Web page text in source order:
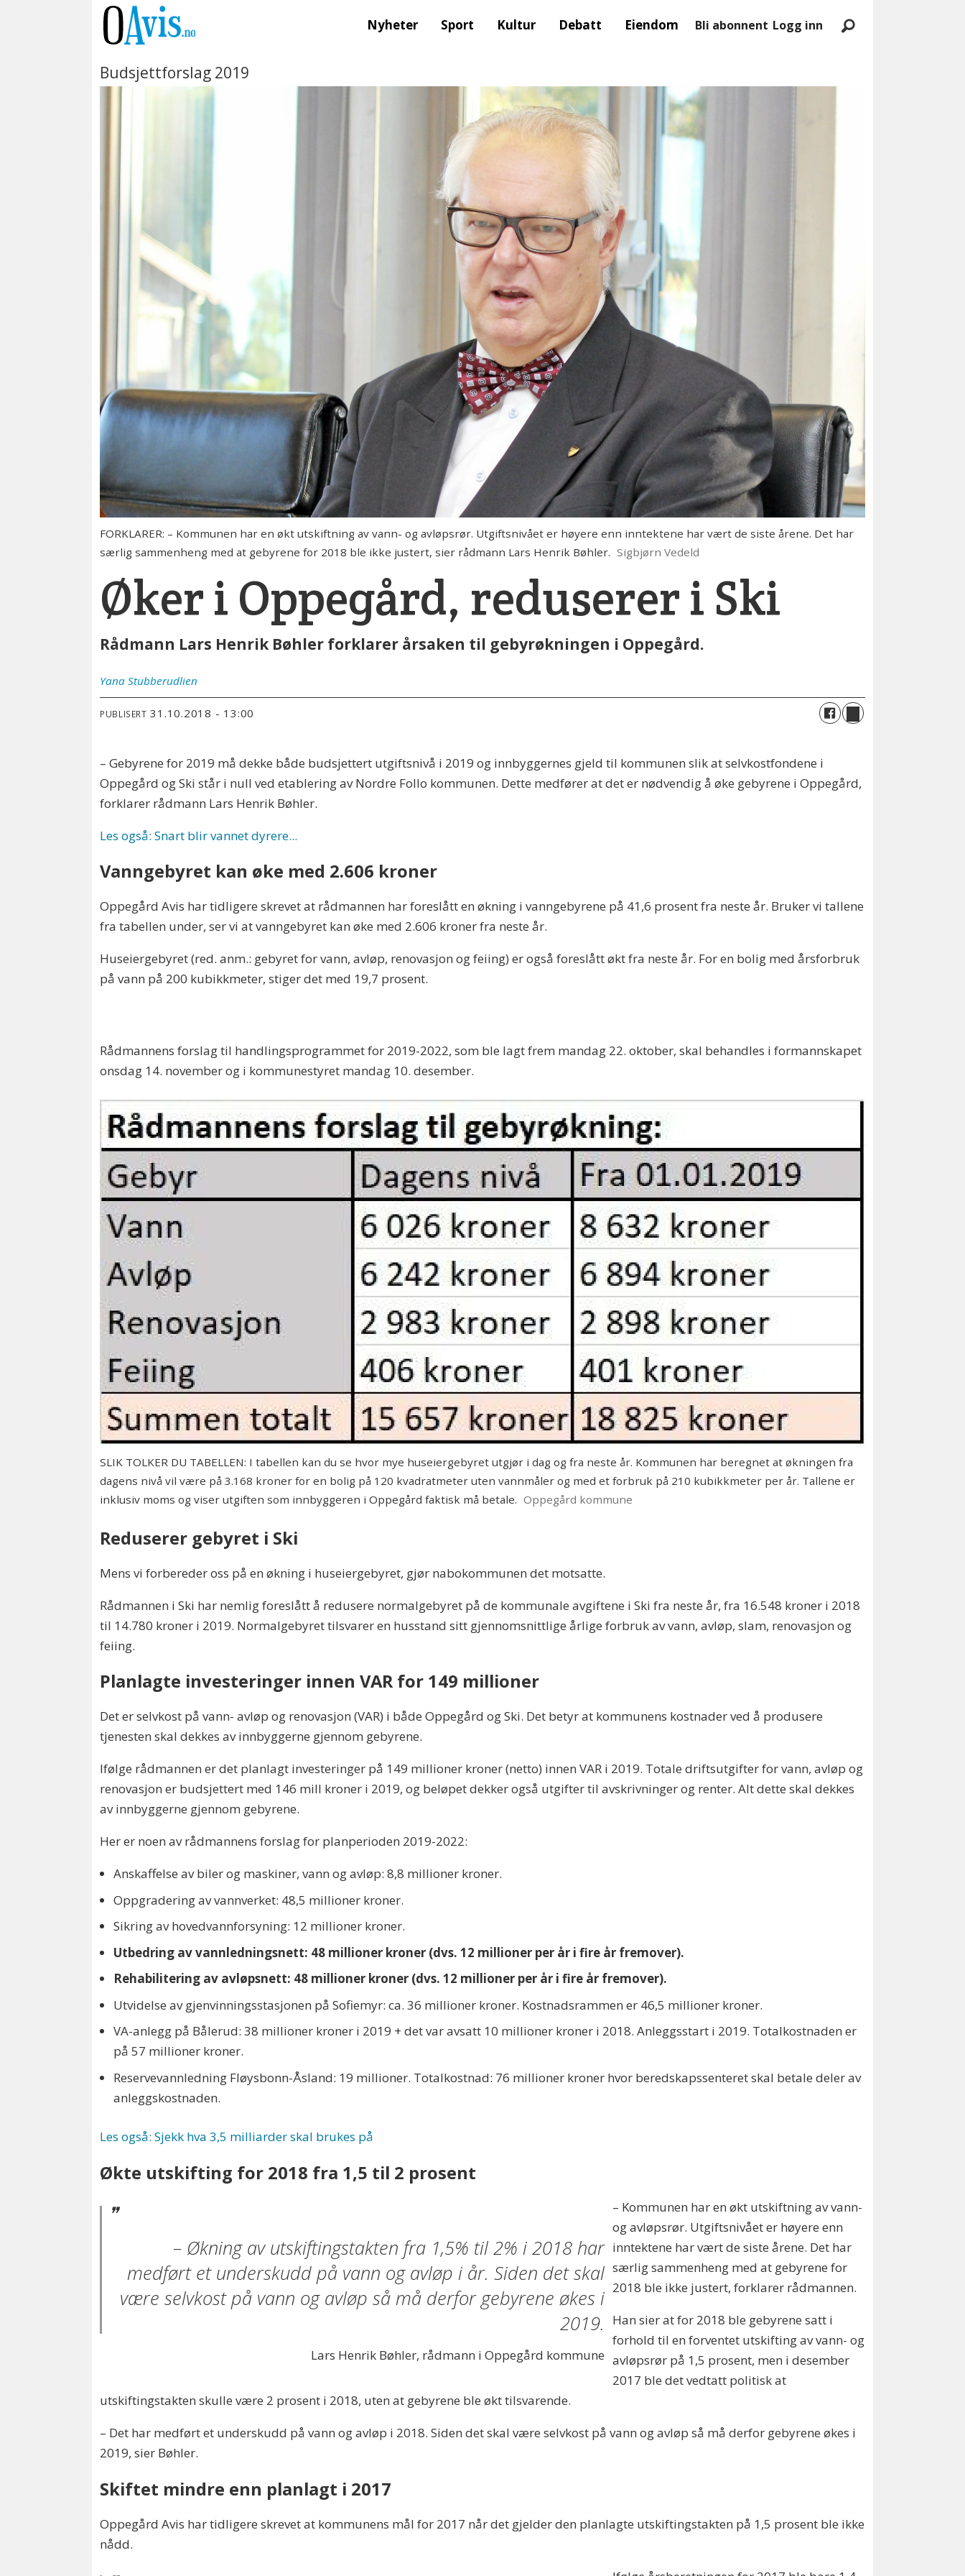
Nyheter Sport Kultur Debatt Eiendom Bli abonnent Logg inn
Budsjettforslag 2019
FORKLARER: – Kommunen har en økt utskiftning av vann- og avløpsrør. Utgiftsnivået er høyere enn inntektene har vært de siste årene. Det har
særlig sammenheng med at gebyrene for 2018 ble ikke justert, sier rådmann Lars Henrik Bøhler. Sigbjørn Vedeld
Øker i Oppegård, reduserer i Ski
Rådmann Lars Henrik Bøhler forklarer årsaken til gebyrøkningen i Oppegård.
Yana Stubberudlien
PUBLISERT 31.10.2018 - 13:00
– Gebyrene for 2019 må dekke både budsjettert utgiftsnivå i 2019 og innbyggernes gjeld til kommunen slik at selvkostfondene i
Oppegård og Ski står i null ved etablering av Nordre Follo kommunen. Dette medfører at det er nødvendig å øke gebyrene i Oppegård,
forklarer rådmann Lars Henrik Bøhler.
Les også: Snart blir vannet dyrere...
Vanngebyret kan øke med 2.606 kroner
Oppegård Avis har tidligere skrevet at rådmannen har foreslått en økning i vanngebyrene på 41,6 prosent fra neste år. Bruker vi tallene
fra tabellen under, ser vi at vanngebyret kan øke med 2.606 kroner fra neste år.
Huseiergebyret (red. anm.: gebyret for vann, avløp, renovasjon og feiing) er også foreslått økt fra neste år. For en bolig med årsforbruk
på vann på 200 kubikkmeter, stiger det med 19,7 prosent.
Rådmannens forslag til handlingsprogrammet for 2019-2022, som ble lagt frem mandag 22. oktober, skal behandles i formannskapet
onsdag 14. november og i kommunestyret mandag 10. desember.
SLIK TOLKER DU TABELLEN: I tabellen kan du se hvor mye huseiergebyret utgjør i dag og fra neste år. Kommunen har beregnet at økningen fra
dagens nivå vil være på 3.168 kroner for en bolig på 120 kvadratmeter uten vannmåler og med et forbruk på 210 kubikkmeter per år. Tallene er
inklusiv moms og viser utgiften som innbyggeren i Oppegård faktisk må betale. Oppegård kommune
Reduserer gebyret i Ski
Mens vi forbereder oss på en økning i huseiergebyret, gjør nabokommunen det motsatte.
Rådmannen i Ski har nemlig foreslått å redusere normalgebyret på de kommunale avgiftene i Ski fra neste år, fra 16.548 kroner i 2018
til 14.780 kroner i 2019. Normalgebyret tilsvarer en husstand sitt gjennomsnittlige årlige forbruk av vann, avløp, slam, renovasjon og
feiing.
Planlagte investeringer innen VAR for 149 millioner
Det er selvkost på vann- avløp og renovasjon (VAR) i både Oppegård og Ski. Det betyr at kommunens kostnader ved å produsere
tjenesten skal dekkes av innbyggerne gjennom gebyrene.
Ifølge rådmannen er det planlagt investeringer på 149 millioner kroner (netto) innen VAR i 2019. Totale driftsutgifter for vann, avløp og
renovasjon er budsjettert med 146 mill kroner i 2019, og beløpet dekker også utgifter til avskrivninger og renter. Alt dette skal dekkes
av innbyggerne gjennom gebyrene.
Her er noen av rådmannens forslag for planperioden 2019-2022:
Anskaffelse av biler og maskiner, vann og avløp: 8,8 millioner kroner.
Oppgradering av vannverket: 48,5 millioner kroner.
Sikring av hovedvannforsyning: 12 millioner kroner.
Utbedring av vannledningsnett: 48 millioner kroner (dvs. 12 millioner per år i fire år fremover).
Rehabilitering av avløpsnett: 48 millioner kroner (dvs. 12 millioner per år i fire år fremover).
Utvidelse av gjenvinningsstasjonen på Sofiemyr: ca. 36 millioner kroner. Kostnadsrammen er 46,5 millioner kroner.
VA-anlegg på Bålerud: 38 millioner kroner i 2019 + det var avsatt 10 millioner kroner i 2018. Anleggsstart i 2019. Totalkostnaden er
på 57 millioner kroner.
Reservevannledning Fløysbonn-Åsland: 19 millioner. Totalkostnad: 76 millioner kroner hvor beredskapssenteret skal betale deler av
anleggskostnaden.
Les også: Sjekk hva 3,5 milliarder skal brukes på
Økte utskifting for 2018 fra 1,5 til 2 prosent
– Økning av utskiftingstakten fra 1,5% til 2% i 2018 har
medført et underskudd på vann og avløp i år. Siden det skal
være selvkost på vann og avløp så må derfor gebyrene økes i
2019.
Lars Henrik Bøhler, rådmann i Oppegård kommune
– Kommunen har en økt utskiftning av vann-
og avløpsrør. Utgiftsnivået er høyere enn
inntektene har vært de siste årene. Det har
særlig sammenheng med at gebyrene for
2018 ble ikke justert, forklarer rådmannen.
Han sier at for 2018 ble gebyrene satt i
forhold til en forventet utskifting av vann- og
avløpsrør på 1,5 prosent, men i desember
2017 ble det vedtatt politisk at
utskiftingstakten skulle være 2 prosent i 2018, uten at gebyrene ble økt tilsvarende.
– Det har medført et underskudd på vann og avløp i 2018. Siden det skal være selvkost på vann og avløp så må derfor gebyrene økes i
2019, sier Bøhler.
Skiftet mindre enn planlagt i 2017
Oppegård Avis har tidligere skrevet at kommunens mål for 2017 når det gjelder den planlagte utskiftingstakten på 1,5 prosent ble ikke
nådd.